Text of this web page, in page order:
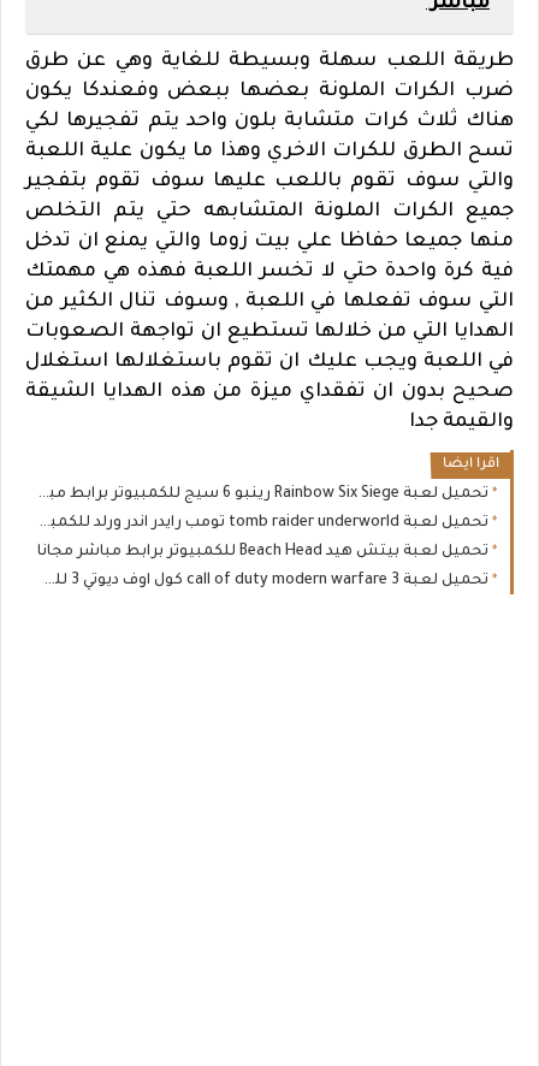
طريقة اللعب سهلة وبسيطة للغاية وهي عن طرق
ضرب الكرات الملونة بعضها ببعض وفعندكا يكون
هناك ثلاث كرات متشابة بلون واحد يتم تفجيرها لكي
تسح الطرق للكرات الاخري وهذا ما يكون علية اللعبة
والتي سوف تقوم باللعب عليها سوف تقوم بتفجير
جميع الكرات الملونة المتشابهه حتي يتم التخلص
منها جميعا حفاظا علي بيت زوما والتي يمنع ان تدخل
فية كرة واحدة حتي لا تخسر اللعبة فهذه هي مهمتك
التي سوف تفعلها في اللعبة , وسوف تنال الكثير من
الهدايا التي من خلالها تستطيع ان تواجهة الصعوبات
في اللعبة ويجب عليك ان تقوم باستغلالها استغلال
صحيح بدون ان تفقداي ميزة من هذه الهدايا الشيقة
والقيمة جدا
اقرا ايضا
تحميل لعبة Rainbow Six Siege رينبو 6 سيج للكمبيوتر برابط مباشر
تحميل لعبة tomb raider underworld تومب رايدر اندر ورلد للكمبيوتر
تحميل لعبة بيتش هيد Beach Head للكمبيوتر برابط مباشر مجانا
تحميل لعبة call of duty modern warfare 3 كول اوف ديوتي 3 للكمبيوتر